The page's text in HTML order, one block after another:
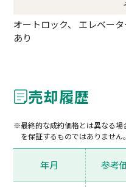
オートロック、 エレベー
あり
売却履歴
最終的な成約価格とは異なる
を保証するものではありません。
年月 参考